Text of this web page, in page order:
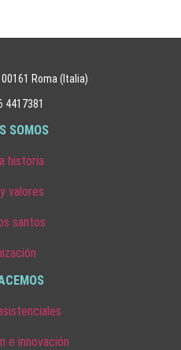
Roma (Italia)
4417381
SOMOS
historia
valores
santos
e innovación